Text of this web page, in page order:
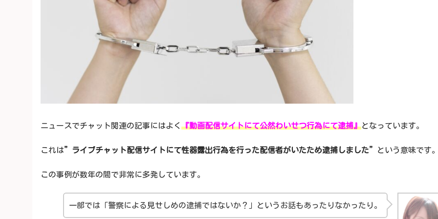
ニュースでチャット関連の記事にはよく『動画配信サイトにて公然わいせつ行為にて逮捕』となっています。
これは”ライブチャット配信サイトにて性器露出行為を行った配信者がいたため逮捕しました” という意味です
この事例が数年の間で非常に多発しています。
一部では「警察による見せしめの逮捕ではないか？」というお話もあったりなかったり。